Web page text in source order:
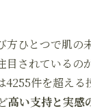
方ひとつで肌の
目されているの
4255件を超え
高い支持と実感